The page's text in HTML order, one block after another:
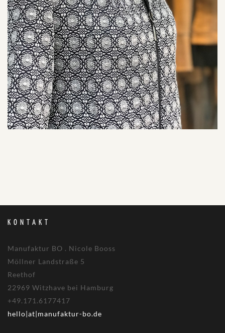
KONTAKT
Manufaktur BO . Nicole Booss
Möllner Landstraße 5
Reethof
22969 Witzhave bei Hamburg
+49.171.6177417
hello|at|manufaktur-bo.de